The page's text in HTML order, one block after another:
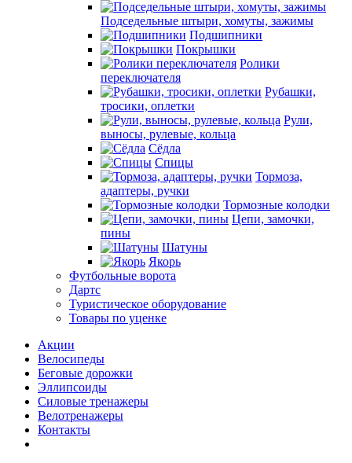
Подседельные штыри, хомуты, зажимы
Подшипники
Покрышки
Ролики
переключателя
Рубашки,
тросики, оплетки
Рули,
выносы, рулевые, кольца
Сёдла
Спицы
Тормоза,
адаптеры, ручки
Тормозные колодки
Цепи, замочки,
пины
Шатуны
Якорь
Футбольные ворота
Дартс
Туристическое оборудование
Товары по уценке
Акции
Велосипеды
Беговые дорожки
Эллипсоиды
Силовые тренажеры
Велотренажеры
Контакты